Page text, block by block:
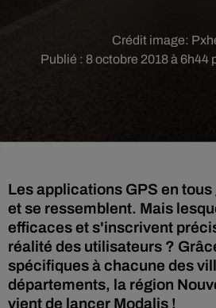
Publié : 8 octobre 2018 à 6h44
Crédit image:
Les applications GPS en
et se ressemblent. Mais
efficaces et s'inscrivent
réalité des utilisateurs ?
spécifiques à chacune des
départements, la région
vient de lancer Modalis !